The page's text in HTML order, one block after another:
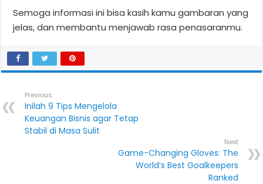
Semoga informasi ini bisa kasih kamu gambaran yang
jelas, dan membantu menjawab rasa penasaranmu.
Previous
Inilah 9 Tips Mengelola
Keuangan Bisnis agar Tetap
Stabil di Masa Sulit
Next
Game-Changing Gloves: The
World’s Best Goalkeepers
Ranked